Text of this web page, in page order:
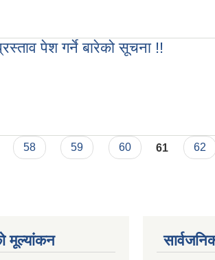
पेश गर्ने बारेको सूचना !!
58 59 60 61 62
मूल्यांकन